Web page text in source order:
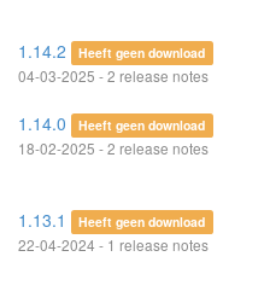
1.14.2 Heeft geen download
04-03-2025 - 2 release notes
1.14.0 Heeft geen download
18-02-2025 - 2 release notes
1.13.1 Heeft geen download
22-04-2024 - 1 release notes